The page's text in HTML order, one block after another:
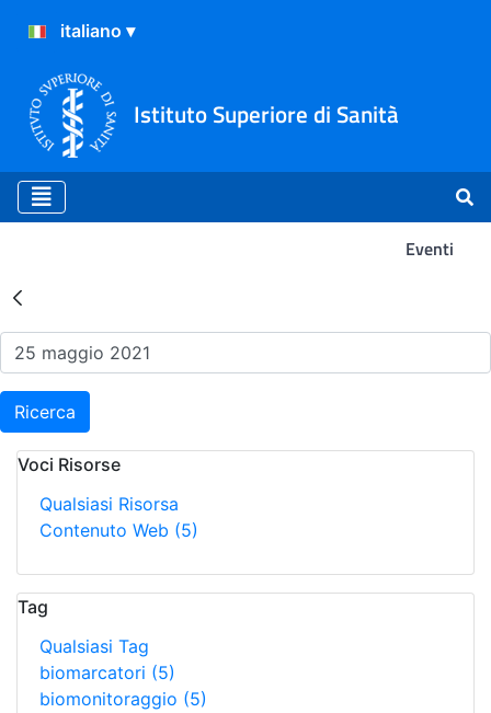
Istituto Superiore di Sanità
Eventi
Risultati della Ricerca -
Ricerca
Voci Risorse
Qualsiasi Risorsa
Contenuto Web (5)
Tag
Qualsiasi Tag
biomarcatori (5)
biomonitoraggio (5)